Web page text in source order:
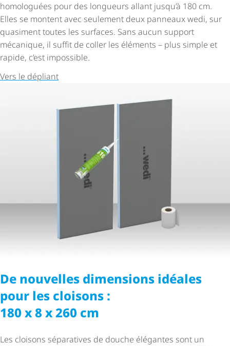
homologuées pour des longueurs allant jusqu’à 180 cm.
Elles se montent avec seulement deux panneaux wedi, sur
quasiment toutes les surfaces. Sans aucun support
mécanique, il suffit de coller les éléments – plus simple et
rapide, c’est impossible.
Vers le dépliant
De nouvelles dimensions idéales
pour les cloisons :
180 x 8 x 260 cm
Les cloisons séparatives de douche élégantes sont un